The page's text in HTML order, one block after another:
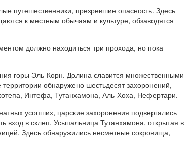
путешественники, презревшие опасность. Здесь
к местным обычаям и культуре, обзаводятся
должно находиться три прохода, но пока
горы Эль-Корн. Долина славится множественными
обнаружено шестьдесят захоронений,
Интефа, Тутанхамона, Аль-Хоха, Нефертари.
усопших, царские захоронения подвергались
вход в склеп. Усыпальница Тутанхамона, открытая в
Здесь обнаружились несметные сокровища,